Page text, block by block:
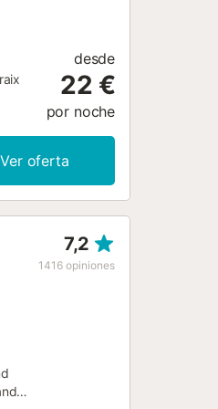
desde
22 €
por noche
Ver oferta
7,2
1416 opiniones